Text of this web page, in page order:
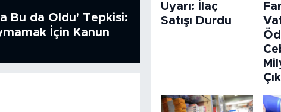
Bu da Oldu' Tepkisi:
İçin Kanun
Uyarı: İlaç
Satışı Durdu